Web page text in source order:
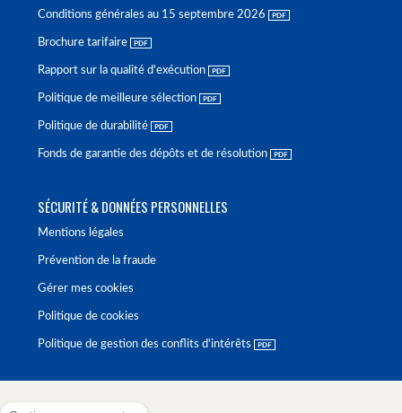
Conditions générales au 15 septembre 2026
Brochure tarifaire
Rapport sur la qualité d'exécution
Politique de meilleure sélection
Politique de durabilité
Fonds de garantie des dépôts et de résolution
SÉCURITÉ & DONNÉES PERSONNELLES
Mentions légales
Prévention de la fraude
Gérer mes cookies
Politique de cookies
Politique de gestion des conflits d'intérêts